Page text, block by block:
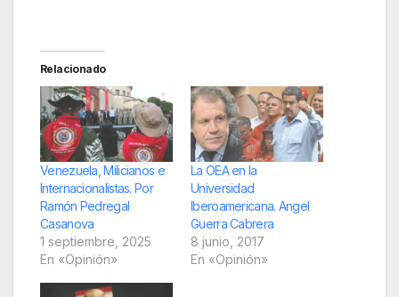
Relacionado
Venezuela, Milicianos e
Internacionalistas. Por
Ramón Pedregal
Casanova
1 septiembre, 2025
En «Opinión»
La OEA en la
Universidad
Iberoamericana. Angel
Guerra Cabrera
8 junio, 2017
En «Opinión»